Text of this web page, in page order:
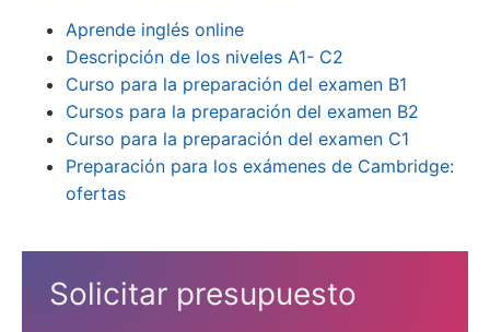
Aprende inglés online
Descripción de los niveles A1- C2
Curso para la preparación del examen B1
Cursos para la preparación del examen B2
Curso para la preparación del examen C1
Preparación para los exámenes de Cambridge:
ofertas
Solicitar presupuesto